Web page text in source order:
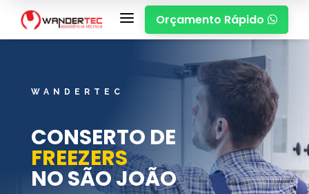
a Orçamento Rápido 
WANDERTEC
CONSERTO DE
FREEZERS
NO SÃO JOÃO